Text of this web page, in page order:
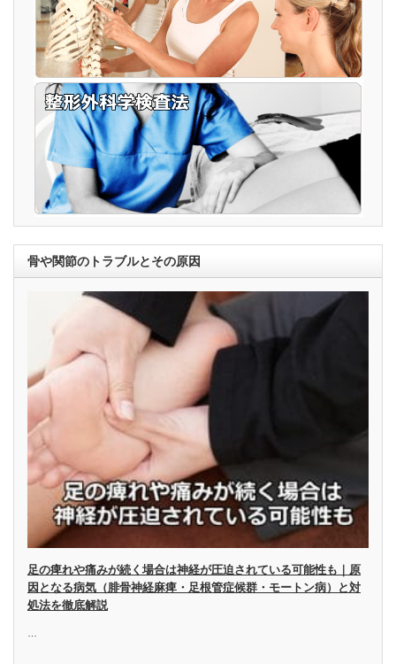
骨や関節のトラブルとその原因
足の痺れや痛みが続く場合は神経が圧迫されている可能性も｜原
因となる病気（腓骨神経麻痺・足根管症候群・モートン病）と対
処法を徹底解説